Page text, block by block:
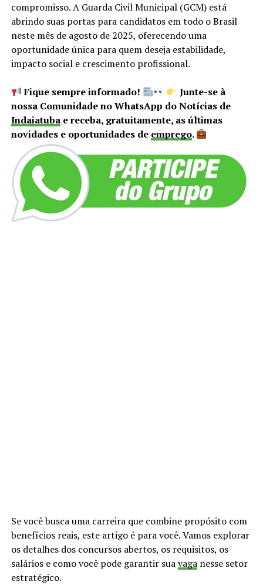
compromisso. A Guarda Civil Municipal (GCM) está
abrindo suas portas para candidatos em todo o Brasil
neste mês de agosto de 2025, oferecendo uma
oportunidade única para quem deseja estabilidade,
impacto social e crescimento profissional.
Fique sempre informado!
Junte-se à
nossa Comunidade no WhatsApp do Notícias de
Indaiatubae receba, gratuitamente, as últimas
novidades e oportunidades de emprego.
Se você busca uma carreira que combine propósito com
benefícios reais, este artigo é para você. Vamos explorar
os detalhes dos concursos abertos, os requisitos, os
salários e como você pode garantir suavaganesse setor
estratégico.